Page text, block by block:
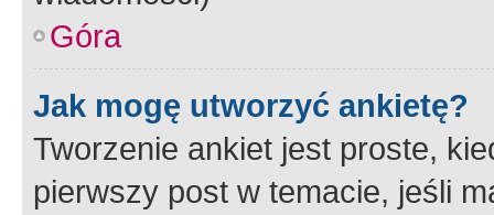
Góra
Jak mogę utworzyć ankietę?
Tworzenie ankiet jest proste,
pierwszy post w temacie, jeśli